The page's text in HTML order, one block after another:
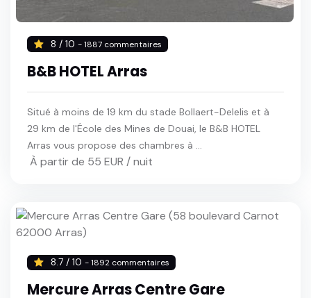
8 / 10 - 1887 commentaires
B&B HOTEL Arras
Situé à moins de 19 km du stade Bollaert-Delelis et à
29 km de l'École des Mines de Douai, le B&B HOTEL
Arras vous propose des chambres à ...
À partir de 55 EUR / nuit
8.7 / 10 - 1892 commentaires
Mercure Arras Centre Gare